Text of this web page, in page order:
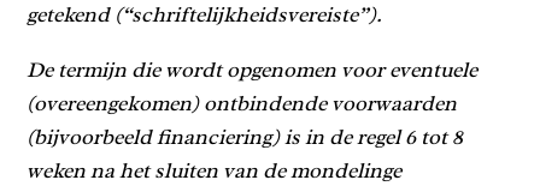
getekend (“schriftelijkheidsvereiste”).
De termijn die wordt opgenomen voor eventuele
(overeengekomen) ontbindende voorwaarden
(bijvoorbeeld financiering) is in de regel 6 tot 8
weken na het sluiten van de mondelinge